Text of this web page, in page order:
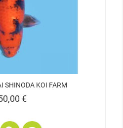
SHINODA KOI FARM
€